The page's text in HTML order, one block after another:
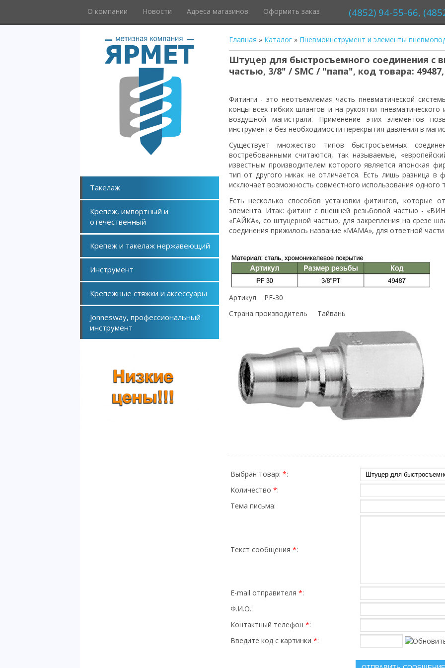
О компании Новости Адреса магазинов Оформить заказ (4852) 94-55-66,
Главная » Каталог» Пневмоинструмент и элементы
Штуцер для быстросъемного соединения с
частью, 3/8" / SMC / "папа", код товара:
Фитинги - это неотъемлемая часть пневматической
концы всех гибких шлангов и на рукоятки
воздушной магистрали. Применение этих элементов
инструмента без необходимости перекрытия давления в
Существует множество типов быстросъемных
востребованными считаются, так называемые,
известным производителем которого является японская
тип от другого никак не отличается. Есть лишь разница в
исключает возможность совместного использования одного
Есть несколько способов установки фитингов, которые
элемента. Итак: фитинг с внешней резьбовой частью -
«ГАЙКА», со штуцерной частью, для закрепления на срезе
соединения прижилось название «МАМА», для ответной
Артикул PF-30
Страна производитель Тайвань
Выбран товар: *:
Количество *:
Тема письма:
Текст сообщения *:
E-mail отправителя *:
Ф.И.О.:
Контактный телефон *:
Введите код с картинки *:
Такелаж
Крепеж, импортный и
отечественный
Крепеж и такелаж нержавеющий
Инструмент
Крепежные стяжки и аксессуары
Jonnesway, профессиональный
инструмент